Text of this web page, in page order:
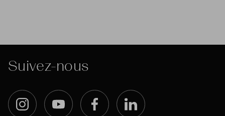
Suivez-nous
InstagramYouTube FacebookLinkedIn